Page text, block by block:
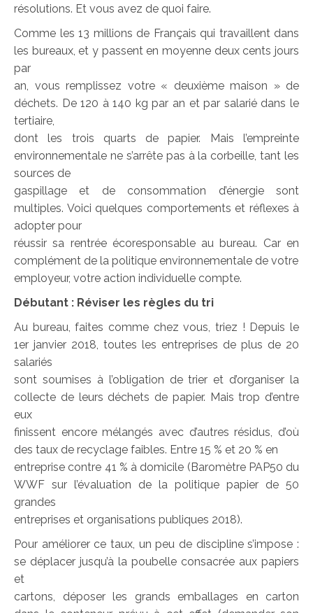
résolutions. Et vous avez de quoi faire.
Comme les 13 millions de Français qui travaillent dans
les bureaux, et y passent en moyenne deux cents jours
par
an, vous remplissez votre « deuxième maison » de
déchets. De 120 à 140 kg par an et par salarié dans le
tertiaire,
dont les trois quarts de papier. Mais l’empreinte
environnementale ne s’arrête pas à la corbeille, tant les
sources de
gaspillage et de consommation d’énergie sont
multiples. Voici quelques comportements et réflexes à
adopter pour
réussir sa rentrée écoresponsable au bureau. Car en
complément de la politique environnementale de votre
employeur, votre action individuelle compte.
Débutant : Réviser les règles du tri
Au bureau, faites comme chez vous, triez ! Depuis le
1er janvier 2018, toutes les entreprises de plus de 20
salariés
sont soumises à l’obligation de trier et d’organiser la
collecte de leurs déchets de papier. Mais trop d’entre
eux
finissent encore mélangés avec d’autres résidus, d’où
des taux de recyclage faibles. Entre 15 % et 20 % en
entreprise contre 41 % à domicile (Baromètre PAP50 du
WWF sur l’évaluation de la politique papier de 50
grandes
entreprises et organisations publiques 2018).
Pour améliorer ce taux, un peu de discipline s’impose :
se déplacer jusqu’à la poubelle consacrée aux papiers
et
cartons, déposer les grands emballages en carton